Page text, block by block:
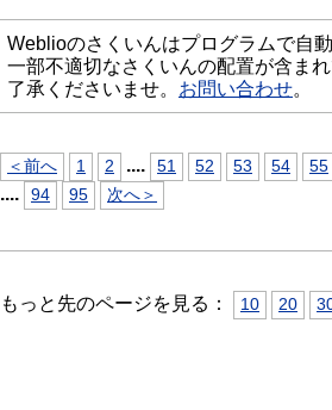
Weblioのさくいんはプログラムで自
一部不適切なさくいんの配置が含ま
了承くださいませ。 お問い合わせ。
＜前へ 1 2 .... 51 52 53 54 55
.... 94 95 次へ＞
もっと先のページを見る： 10 20